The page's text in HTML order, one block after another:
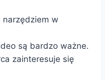
narzędziem w
są bardzo ważne.
zainteresuje się